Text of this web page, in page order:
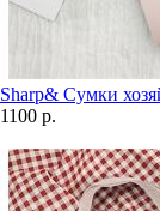
Sharp& Сумки
1100 р.